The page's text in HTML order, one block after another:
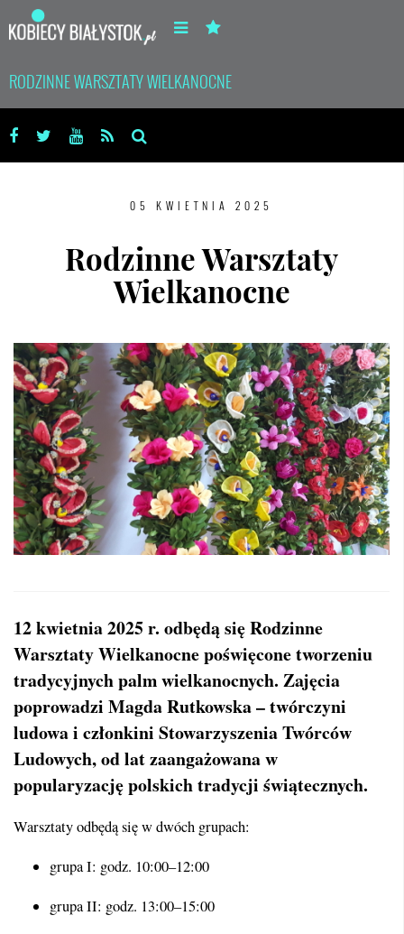
RODZINNE WARSZTATY WIELKANOCNE
05 KWIETNIA 2025
Rodzinne Warsztaty
Wielkanocne
12 kwietnia 2025 r. odbędą się Rodzinne
Warsztaty Wielkanocne poświęcone tworzeniu
tradycyjnych palm wielkanocnych. Zajęcia
poprowadzi Magda Rutkowska – twórczyni
ludowa i członkini Stowarzyszenia Twórców
Ludowych, od lat zaangażowana w
popularyzację polskich tradycji świątecznych.
Warsztaty odbędą się w dwóch grupach:
grupa I: godz. 10:00–12:00
grupa II: godz. 13:00–15:00